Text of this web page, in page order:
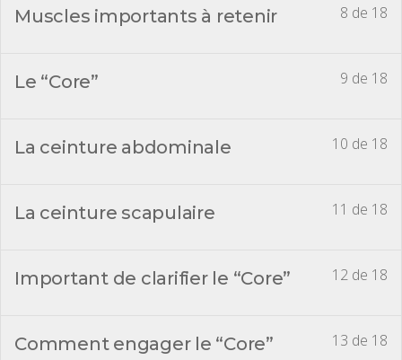
8 de 18
Muscles importants à retenir
9 de 18
Le “Core”
10 de 18
La ceinture abdominale
11 de 18
La ceinture scapulaire
12 de 18
Important de clarifier le “Core”
13 de 18
Comment engager le “Core”